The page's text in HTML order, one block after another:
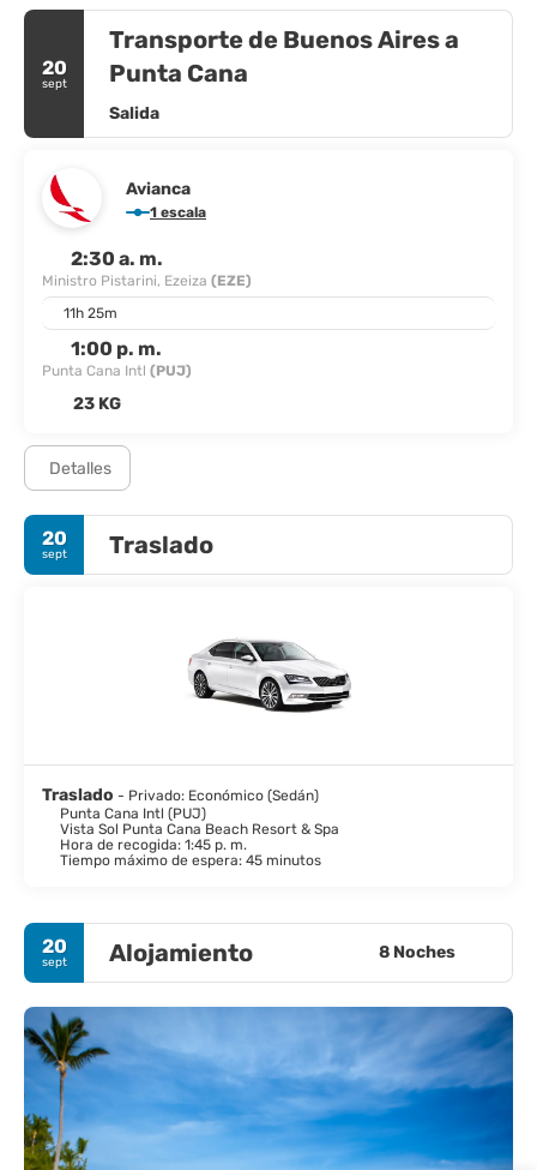
20
sept
Transporte de Buenos Aires a
Punta Cana
Salida
Avianca
1 escala
2:30 a. m.
Ministro Pistarini, Ezeiza (EZE)
11h 25m
1:00 p. m.
Punta Cana Intl (PUJ)
23 KG
Detalles
20
sept Traslado
Traslado - Privado: Económico (Sedán)
Punta Cana Intl (PUJ)
Vista Sol Punta Cana Beach Resort & Spa
Hora de recogida: 1:45 p. m.
Tiempo máximo de espera: 45 minutos
20
sept Alojamiento 8 Noches